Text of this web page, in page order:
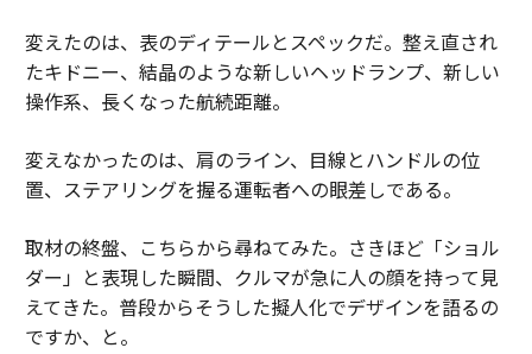
変えたのは、表のディテールとスペックだ。整え直され
たキドニー、結晶のような新しいヘッドランプ、新しい
操作系、長くなった航続距離。
変えなかったのは、肩のライン、目線とハンドルの位
置、ステアリングを握る運転者への眼差しである。
取材の終盤、こちらから尋ねてみた。さきほど「ショル
ダー」と表現した瞬間、クルマが急に人の顔を持って見
えてきた。普段からそうした擬人化でデザインを語るの
ですか、と。